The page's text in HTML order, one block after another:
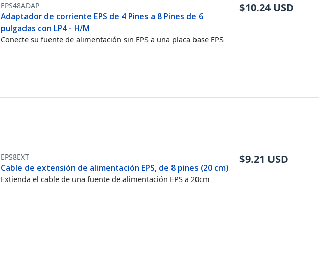
EPS48ADAP
Adaptador de corriente EPS de 4 Pines a 8 Pines de 6
pulgadas con LP4 - H/M
Conecte su fuente de alimentación sin EPS a una placa base EPS
$10.24 USD
EPS8EXT
Cable de extensión de alimentación EPS, de 8 pines (20 cm)
Extienda el cable de una fuente de alimentación EPS a 20cm
$9.21 USD